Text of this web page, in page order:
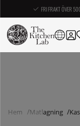
FRI FRAKT ÖVER
Hem Matlagning